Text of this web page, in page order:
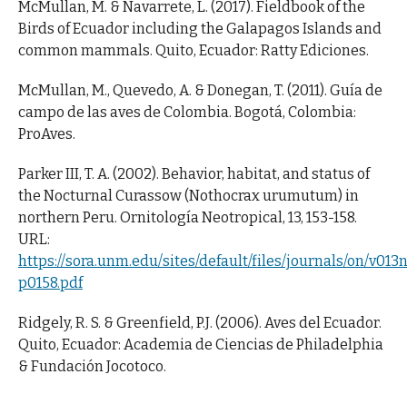
McMullan, M. & Navarrete, L. (2017). Fieldbook of the
Birds of Ecuador including the Galapagos Islands and
common mammals. Quito, Ecuador: Ratty Ediciones.
McMullan, M., Quevedo, A. & Donegan, T. (2011). Guía de
campo de las aves de Colombia. Bogotá, Colombia:
ProAves.
Parker III, T. A. (2002). Behavior, habitat, and status of
the Nocturnal Curassow (Nothocrax urumutum) in
northern Peru. Ornitología Neotropical, 13, 153-158.
URL:
https://sora.unm.edu/sites/default/files/journals/on/
p0158.pdf
Ridgely, R. S. & Greenfield, P.J. (2006). Aves del Ecuador.
Quito, Ecuador: Academia de Ciencias de Philadelphia
& Fundación Jocotoco.